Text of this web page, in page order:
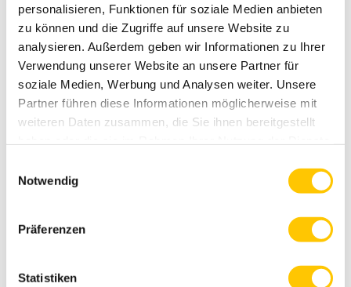
personalisieren, Funktionen für soziale Medien anbieten
zu können und die Zugriffe auf unsere Website zu
analysieren. Außerdem geben wir Informationen zu Ihrer
Verwendung unserer Website an unsere Partner für
soziale Medien, Werbung und Analysen weiter. Unsere
Partner führen diese Informationen möglicherweise mit
weiteren Daten zusammen, die Sie ihnen bereitgestellt
Notwendig
Präferenzen
Statistiken